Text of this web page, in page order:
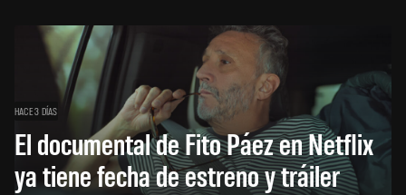
HACE 3 DÍAS
El documental de Fito Páez en Netflix
ya tiene fecha de estreno y tráiler